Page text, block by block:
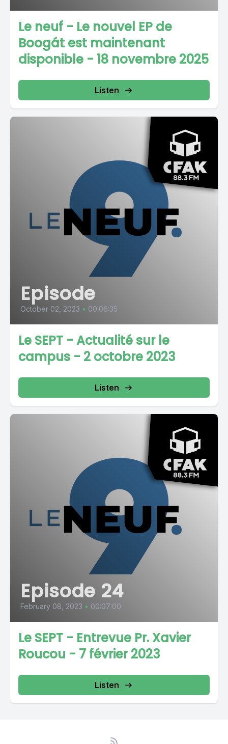
Le neuf - Le nouvel EP de
Boogát est maintenant
disponible - 18 novembre 2025
Listen
Episode
October 02, 2023 • 00:06:35
Le SEPT - Actualité sur le
campus - 2 octobre 2023
Listen
Episode 24
February 08, 2023 • 00:07:00
Le SEPT - Entrevue Pr. Xavier
Roucou - 7 février 2023
Listen